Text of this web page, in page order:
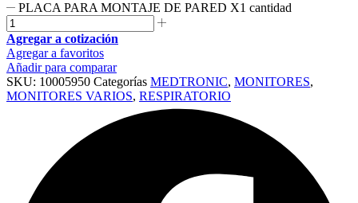
PLACA PARA MONTAJE DE PARED X1 cantidad
Agregar a cotización
Agregar a favoritos
Añadir para comparar
SKU: 10005950 Categorías MEDTRONIC, MONITORES,
MONITORES VARIOS, RESPIRATORIO